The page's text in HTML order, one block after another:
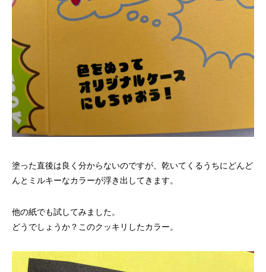
塗った直後は良く分からないのですが、乾いてくるうちにどんど
んとミルキーなカラーが浮き出してきます。
他の紙でも試してみました。
どうでしょうか？このクッキリしたカラー。